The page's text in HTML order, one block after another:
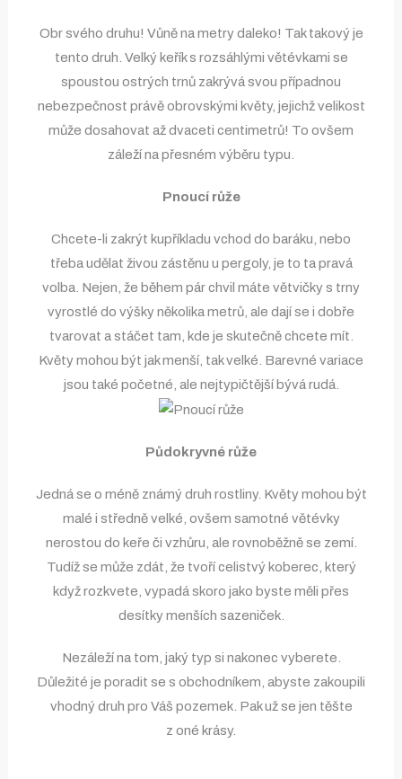
Obr svého druhu! Vůně na metry daleko! Tak takový je
tento druh. Velký keřík s rozsáhlými větévkami se
spoustou ostrých trnů zakrývá svou případnou
nebezpečnost právě obrovskými květy, jejichž velikost
může dosahovat až dvaceti centimetrů! To ovšem
záleží na přesném výběru typu.
Pnoucí růže
Chcete-li zakrýt kupříkladu vchod do baráku, nebo
třeba udělat živou zástěnu u pergoly, je to ta pravá
volba. Nejen, že během pár chvil máte větvičky s trny
vyrostlé do výšky několika metrů, ale dají se i dobře
tvarovat a stáčet tam, kde je skutečně chcete mít.
Květy mohou být jak menší, tak velké. Barevné variace
jsou také početné, ale nejtypičtější bývá rudá.
Půdokryvné růže
Jedná se o méně známý druh rostliny. Květy mohou být
malé i středně velké, ovšem samotné větévky
nerostou do keře či vzhůru, ale rovnoběžně se zemí.
Tudíž se může zdát, že tvoří celistvý koberec, který
když rozkvete, vypadá skoro jako byste měli přes
desítky menších sazeniček.
Nezáleží na tom, jaký typ si nakonec vyberete.
Důležité je poradit se s obchodníkem, abyste zakoupili
vhodný druh pro Váš pozemek. Pak už se jen těšte
z oné krásy.